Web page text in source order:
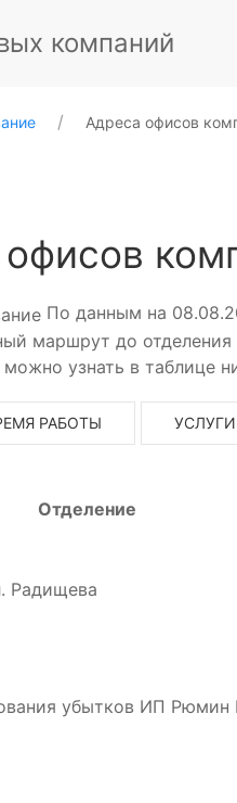
Адреса офисов
По данным на
маршрут до
узнать в таблице
РАБОТЫ
Отделение
Радищева
убытков ИП